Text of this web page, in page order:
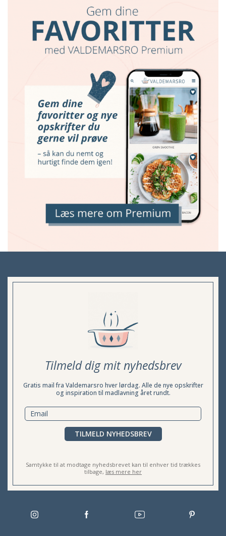
Tilmeld dig mit nyhedsbrev
Gratis mail fra Valdemarsro hver lørdag. Alle de nye opskrifter
og inspiration til madlavning året rundt.
TILMELD NYHEDSBREV
Samtykke til at modtage nyhedsbrevet kan til enhver tid trækkes
tilbage, læs mere her